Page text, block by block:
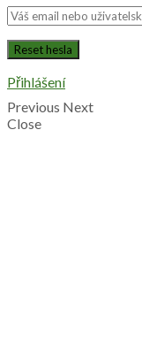
Přihlášení
Previous Next
Close